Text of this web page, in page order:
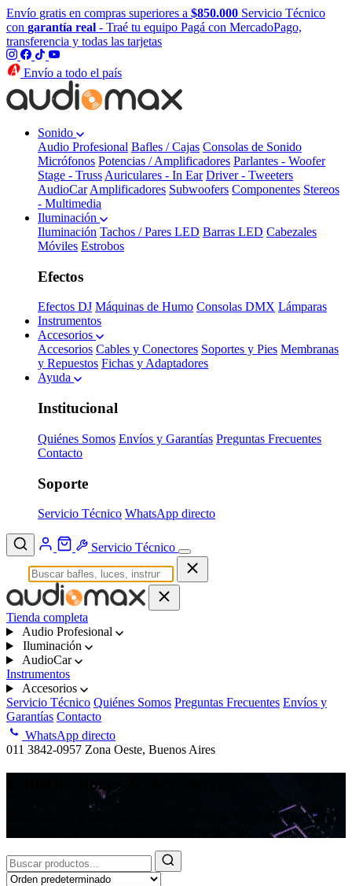
Envío gratis en compras superiores a $850.000 Servicio Técnico
con garantía real - Traé tu equipo Pagá con MercadoPago,
transferencia y todas las tarjetas
Envío a todo el país
Sonido
Audio Profesional Bafles / Cajas Consolas de Sonido
Micrófonos Potencias / Amplificadores Parlantes - Woofer
Stage - Truss Auriculares - In Ear Driver - Tweeters
AudioCar Amplificadores Subwoofers Componentes Stereos
- Multimedia
Iluminación
Iluminación Tachos / Pares LED Barras LED Cabezales
Móviles Estrobos
Efectos
Efectos DJ Máquinas de Humo Consolas DMX Lámparas
Instrumentos
Accesorios
Accesorios Cables y Conectores Soportes y Pies Membranas
y Repuestos Fichas y Adaptadores
Ayuda
Institucional
Quiénes Somos Envíos y Garantías Preguntas Frecuentes
Contacto
Soporte
Servicio Técnico WhatsApp directo
Servicio Técnico
Tienda completa
Audio Profesional
Iluminación
AudioCar
Instrumentos
Accesorios
Servicio Técnico Quiénes Somos Preguntas Frecuentes Envíos y
Garantías Contacto
WhatsApp directo
011 3842-0957 Zona Oeste, Buenos Aires
Controladores & Accesorios
Equipamiento profesional de sonido, iluminación, AudioCar,
Buscar
productos